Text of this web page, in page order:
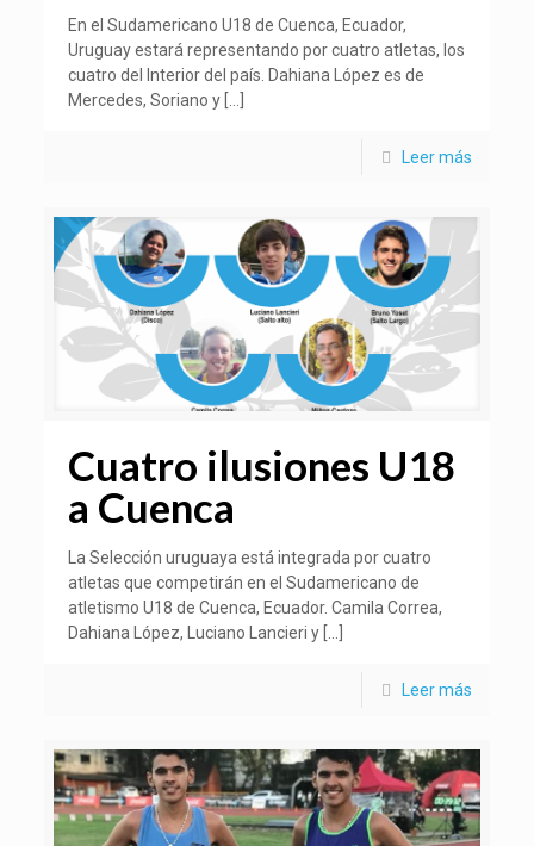
En el Sudamericano U18 de Cuenca, Ecuador,
Uruguay estará representando por cuatro atletas, los
cuatro del Interior del país. Dahiana López es de
Mercedes, Soriano y
Leer más
Cuatro ilusiones U18
a Cuenca
La Selección uruguaya está integrada por cuatro
atletas que competirán en el Sudamericano de
atletismo U18 de Cuenca, Ecuador. Camila Correa,
Dahiana López, Luciano Lancieri y
Leer más